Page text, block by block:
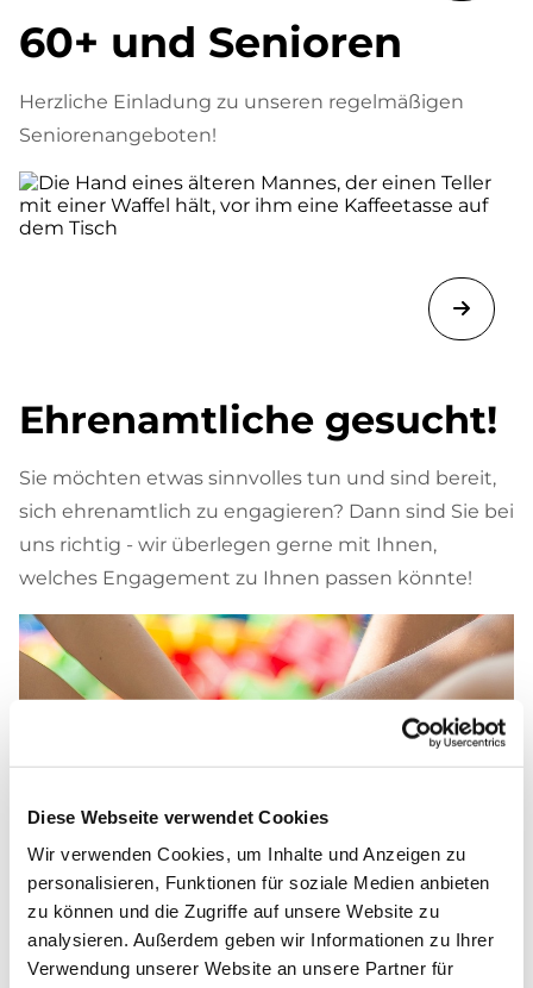
Diese Webseite verwendet Cookies
Wir verwenden Cookies, um Inhalte und Anzeigen zu
personalisieren, Funktionen für soziale Medien anbieten
zu können und die Zugriffe auf unsere Website zu
analysieren. Außerdem geben wir Informationen zu Ihrer
Verwendung unserer Website an unsere Partner für
60+ und Senioren
Herzliche Einladung zu unseren regelmäßigen
Seniorenangeboten!
Ehrenamtliche gesucht!
Sie möchten etwas sinnvolles tun und sind bereit,
sich ehrenamtlich zu engagieren? Dann sind Sie bei
uns richtig - wir überlegen gerne mit Ihnen,
welches Engagement zu Ihnen passen könnte!